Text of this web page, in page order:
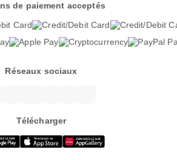
de paiement acceptés
Réseaux sociaux
Télécharger